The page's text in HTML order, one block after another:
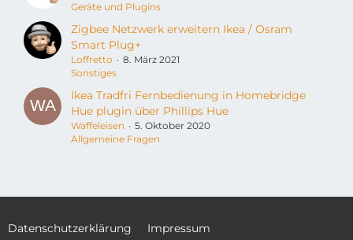
Geräte und Plugins
Zigbee Netzwerk erweitern Ikea / Osram
Smart Plug+
Loffretto
8. März 2021
Sonstiges
Ikea Tradfri Fernbedienung in Homebridge
Hue plugin über Phillips Hue
Waffeleisen
5. Oktober 2020
Allgemeine Fragen
Datenschutzerklärung Impressum